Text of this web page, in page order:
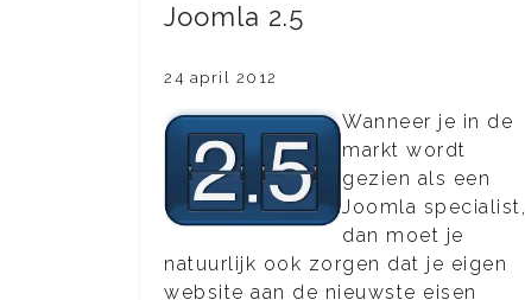
Joomla 2.5
24 april 2012
Wanneer je in de
markt wordt
gezien als een
Joomla specialist,
dan moet je
natuurlijk ook zorgen dat je eigen
website aan de nieuwste eisen